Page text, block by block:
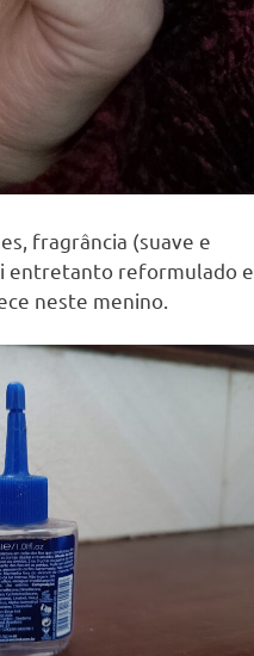
fragrância (suave e
entretanto reformulado e
neste menino.